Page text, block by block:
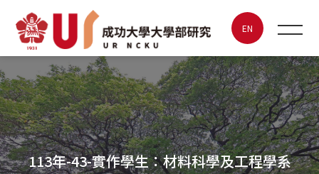
113年-43-實作學生：材料科學
及工程學系【蔡欣倚】
最新消息
關於UR
特色實驗室
EN
113年-43-實作學生：材料科學及工程學系